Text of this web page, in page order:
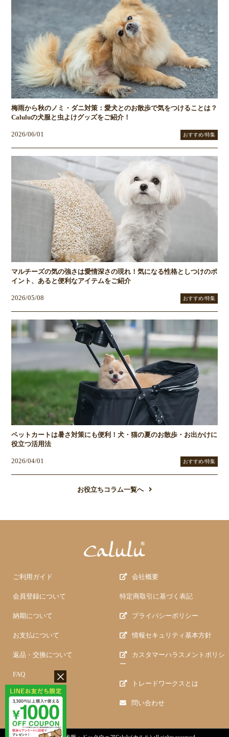
梅雨から秋のノミ・ダニ対策：愛犬とのお散歩で気をつけることは？
Caluluの犬服と虫よけグッズをご紹介！
2026/06/01 おすすめ/特集
マルチーズの気の強さは愛情深さの現れ！気になる性格としつけのポ
イント、あると便利なアイテムをご紹介
2026/05/08 おすすめ/特集
ペットカートは暑さ対策にも便利！犬・猫の夏のお散歩・お出かけに
役立つ活用法
2026/04/01 おすすめ/特集
お役立ちコラム一覧へ
ご利用ガイド
会員登録について
納期について
お支払について
返品・交換について
FAQ
会社概要
特定商取引に基づく表記
プライバシーポリシー
情報セキュリティ基本方針
カスタマーハラスメントポリシ
ー
トレードワークスとは
問い合わせ